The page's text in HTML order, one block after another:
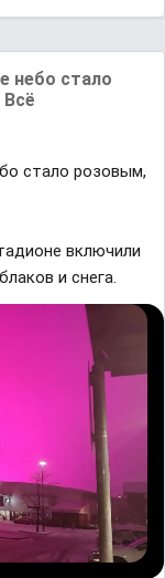
небо стало
стало розовым,
включили
и снега.